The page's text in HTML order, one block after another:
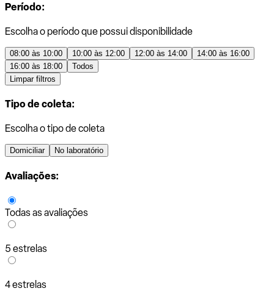
Período:
Escolha o período que possui disponibilidade
08:00 às 10:00 10:00 às 12:00 12:00 às 14:00
14:00 às 16:00
16:00 às 18:00
Todos
Limpar filtros
Tipo de coleta:
Escolha o tipo de coleta
Domiciliar No laboratório
Avaliações:
Todas as avaliações
5 estrelas
4 estrelas